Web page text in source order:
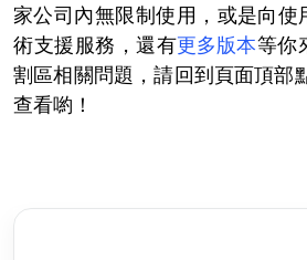
家公司內無限制使用，或是向使
術支援服務，還有更多版本等你
割區相關問題，請回到頁面頂部
查看喲！